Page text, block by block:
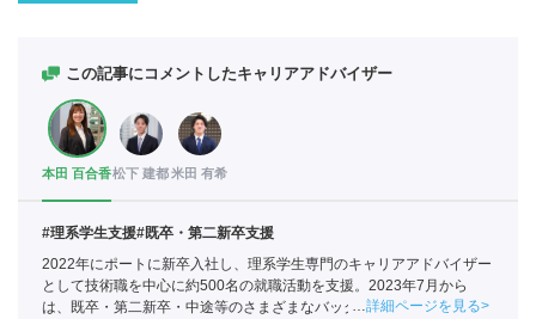
この記事にコメントしたキャリアアドバイザー
本田 百合香松下 建都米田 有希
#理系学生支援#既卒・第二新卒支援
2022年にポートに新卒入社し、理系学生専門のキャリアアドバイザー
として技術職を中心に約500名の就職活動を支援。2023年7月から
は、既卒・第二新卒・中途等のさまざまなバックグラウンドを持つ
詳細ページを見る